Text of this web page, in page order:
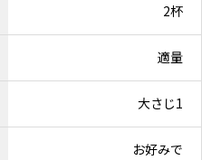
2杯
適量
大さじ1
お好みで